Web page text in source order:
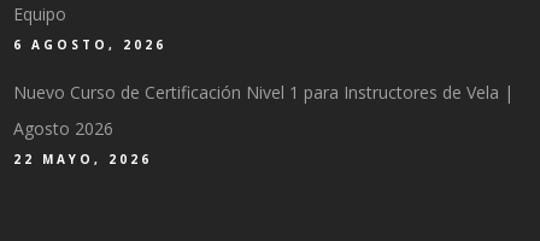
Equipo
6 AGOSTO, 2026
Nuevo Curso de Certificación Nivel 1 para Instructores de Vela |
Agosto 2026
22 MAYO, 2026